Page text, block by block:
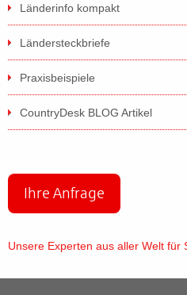
Länderinfo kompakt
Ländersteckbriefe
Praxisbeispiele
CountryDesk BLOG Artikel
Ihre Anfrage
Unsere Experten aus aller Welt für